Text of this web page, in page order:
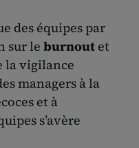
des équipes par
sur le burnout et
la vigilance
managers à la
et à
s’avère